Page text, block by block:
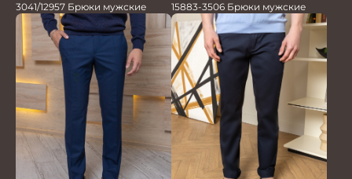
3041/12957 Брюки мужские 15883-3506 Брюки мужские